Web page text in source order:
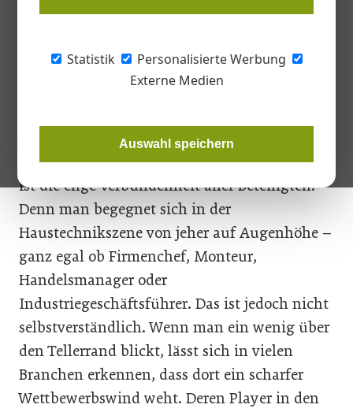
Statistik
Personalisierte Werbung
Externe Medien
Auswahl speichern
Herbert Bachler, einer der bekanntesten Netzwerker in
Installateurfrühstück auf Clubhouse jeden Freitag um 6.00
Uhr morgens eine zwanglose Branchenplauderei über aktuelle
Das, was die SHK-Branche immer schon von
vielen anderen Gewerken unterschieden hat,
ist die enge Verbundenheit aller Beteiligten.
Denn man begegnet sich in der
Haustechnikszene von jeher auf Augenhöhe –
ganz egal ob Firmenchef, Monteur,
Handelsmanager oder
Industriegeschäftsführer. Das ist jedoch nicht
selbstverständlich. Wenn man ein wenig über
den Tellerrand blickt, lässt sich in vielen
Branchen erkennen, dass dort ein scharfer
Wettbewerbswind weht. Deren Player in den